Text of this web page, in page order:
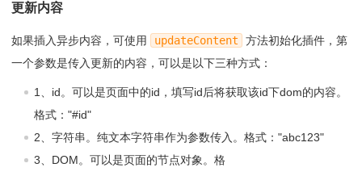
更新内容
如果插入异步内容，可使用 updateContent
方法初始化插件，第
一个参数是传入更新的内容，可以是以下三种方式：
1、id。可以是页面中的id，填写id后将获取该id下dom的内容。
格式："#id"
2、字符串。纯文本字符串作为参数传入。格式："abc123"
3、DOM。可以是页面的节点对象。格